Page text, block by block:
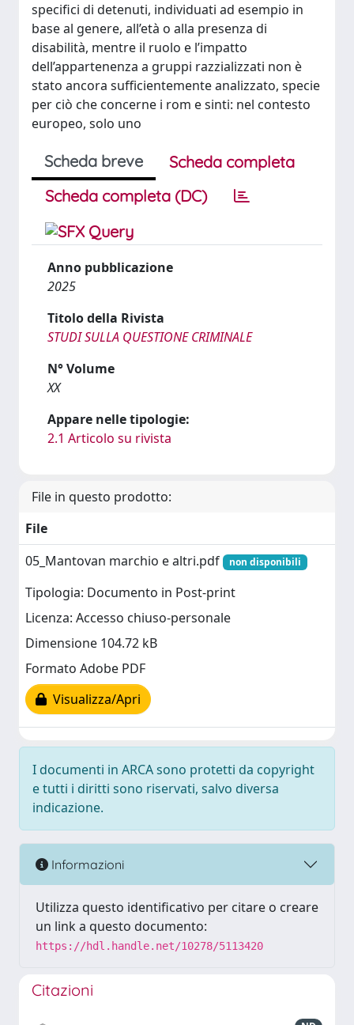
specifici di detenuti, individuati ad esempio in
base al genere, all’età o alla presenza di
disabilità, mentre il ruolo e l’impatto
dell’appartenenza a gruppi razzializzati non è
stato ancora sufficientemente analizzato, specie
per ciò che concerne i rom e sinti: nel contesto
europeo, solo uno
Scheda breve
Scheda completa
Scheda completa (DC)
Anno pubblicazione
2025
Titolo della Rivista
STUDI SULLA QUESTIONE CRIMINALE
N° Volume
XX
Appare nelle tipologie:
2.1 Articolo su rivista
File in questo prodotto:
File
05_Mantovan marchio e altri.pdf
non disponibili
Tipologia: Documento in Post-print
Licenza: Accesso chiuso-personale
Dimensione 104.72 kB
Formato Adobe PDF
Visualizza/Apri
I documenti in ARCA sono protetti da copyright
e tutti i diritti sono riservati, salvo diversa
indicazione.
Informazioni
Utilizza questo identificativo per citare o creare
un link a questo documento:
https://hdl.handle.net/10278/5113420
Citazioni